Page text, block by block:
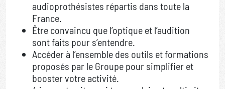
audioprothésistes répartis dans toute la
France.
Être convaincu que l’optique et l’audition
sont faits pour s’entendre.
Accéder à l’ensemble des outils et formations
proposés par le Groupe pour simplifier et
booster votre activité.